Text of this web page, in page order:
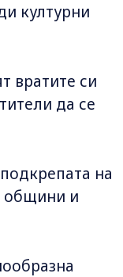
културни
вратите си
да се
на
общини и